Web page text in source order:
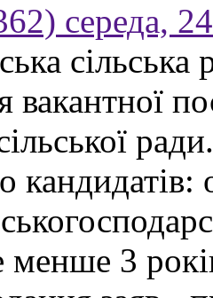
середа,
вакантної
ради.
менше 3